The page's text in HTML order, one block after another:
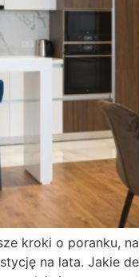
kroki o poranku,
na lata. Jakie